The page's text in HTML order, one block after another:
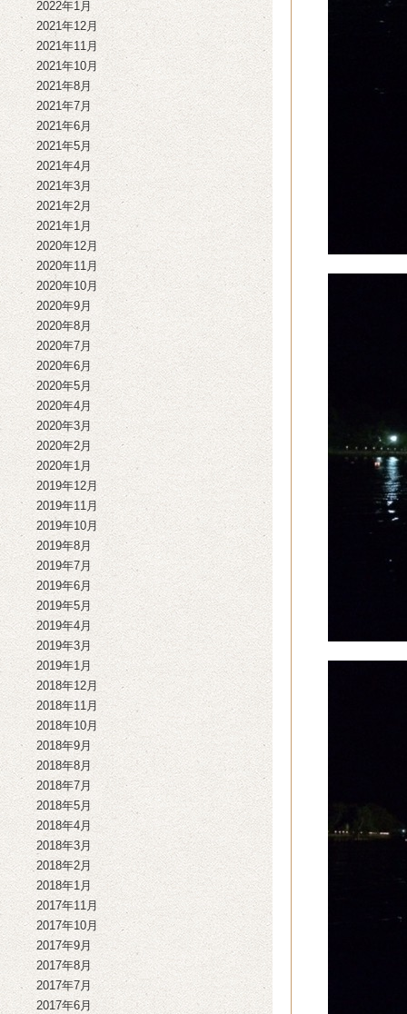
2022年1月
2021年12月
2021年11月
2021年10月
2021年8月
2021年7月
2021年6月
2021年5月
2021年4月
2021年3月
2021年2月
2021年1月
2020年12月
2020年11月
2020年10月
2020年9月
2020年8月
2020年7月
2020年6月
2020年5月
2020年4月
2020年3月
2020年2月
2020年1月
2019年12月
2019年11月
2019年10月
2019年8月
2019年7月
2019年6月
2019年5月
2019年4月
2019年3月
2019年1月
2018年12月
2018年11月
2018年10月
2018年9月
2018年8月
2018年7月
2018年5月
2018年4月
2018年3月
2018年2月
2018年1月
2017年11月
2017年10月
2017年9月
2017年8月
2017年7月
2017年6月